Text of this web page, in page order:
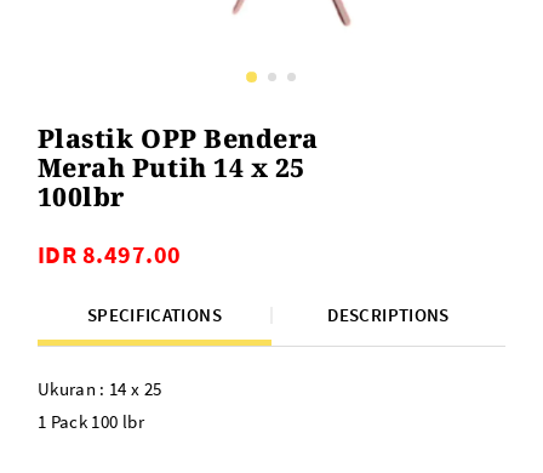
Plastik OPP Bendera
Merah Putih 14 x 25
100lbr
IDR 8.497.00
SPECIFICATIONS DESCRIPTIONS
Ukuran : 14 x 25
1 Pack 100 lbr